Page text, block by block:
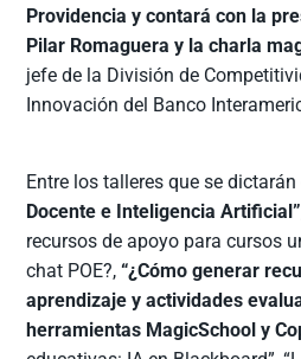
Providencia y contará con la
Pilar Romaguera y la charla
jefe de la División de
Innovación del Banco
Entre los talleres que se
Docente e Inteligencia Artificial”
recursos de apoyo para cursos
chat POE?,“¿Cómo generar
aprendizaje y actividades
herramientas MagicSchool y